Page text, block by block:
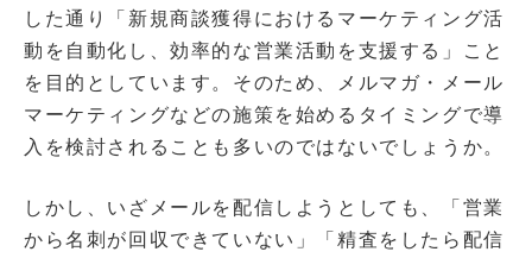
した通り「新規商談獲得におけるマーケティング活
動を自動化し、効率的な営業活動を支援する」こと
を目的としています。そのため、メルマガ・メール
マーケティングなどの施策を始めるタイミングで導
入を検討されることも多いのではないでしょうか。
しかし、いざメールを配信しようとしても、「営業
から名刺が回収できていない」「精査をしたら配信